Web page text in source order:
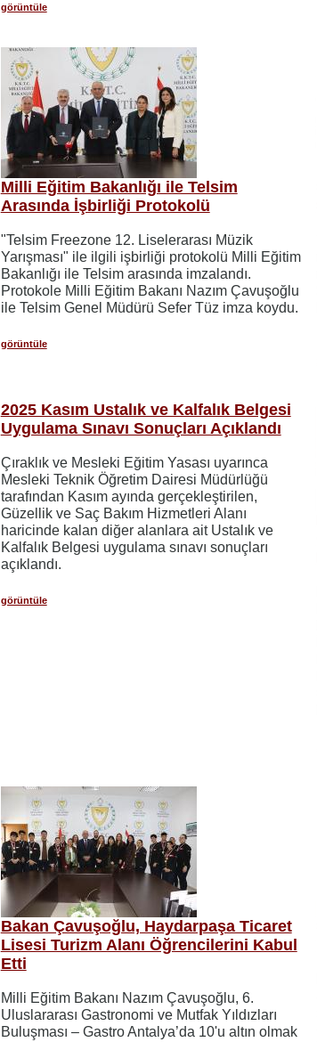
görüntüle
Milli Eğitim Bakanlığı ile Telsim
Arasında İşbirliği Protokolü
"Telsim Freezone 12. Liselerarası Müzik
Yarışması" ile ilgili işbirliği protokolü Milli Eğitim
Bakanlığı ile Telsim arasında imzalandı.
Protokole Milli Eğitim Bakanı Nazım Çavuşoğlu
ile Telsim Genel Müdürü Sefer Tüz imza koydu.
görüntüle
2025 Kasım Ustalık ve Kalfalık Belgesi
Uygulama Sınavı Sonuçları Açıklandı
Çıraklık ve Mesleki Eğitim Yasası uyarınca
Mesleki Teknik Öğretim Dairesi Müdürlüğü
tarafından Kasım ayında gerçekleştirilen,
Güzellik ve Saç Bakım Hizmetleri Alanı
haricinde kalan diğer alanlara ait Ustalık ve
Kalfalık Belgesi uygulama sınavı sonuçları
açıklandı.
görüntüle
Bakan Çavuşoğlu, Haydarpaşa Ticaret
Lisesi Turizm Alanı Öğrencilerini Kabul
Etti
Milli Eğitim Bakanı Nazım Çavuşoğlu, 6.
Uluslararası Gastronomi ve Mutfak Yıldızları
Buluşması – Gastro Antalya’da 10'u altın olmak